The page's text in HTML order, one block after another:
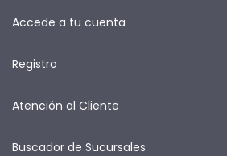
Accede a tu cuenta
Registro
Atención al Cliente
Buscador de Sucursales